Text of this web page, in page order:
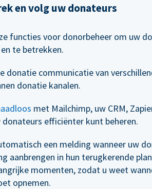
en volg uw donateurs
functies voor donorbeheer om uw
te betrekken.
donatie communicatie van
donatie kanalen.
met Mailchimp, uw CRM,
donateurs efficiënter kunt beheren.
een melding wanneer uw
aanbrengen in hun terugkerende
momenten, zodat u weet
opnemen.